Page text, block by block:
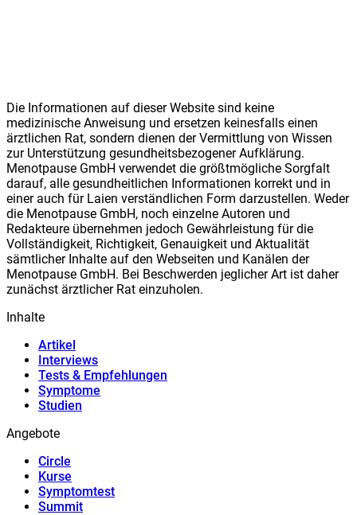
Die Informationen auf dieser Website sind keine
medizinische Anweisung und ersetzen keinesfalls einen
ärztlichen Rat, sondern dienen der Vermittlung von Wissen
zur Unterstützung gesundheitsbezogener Aufklärung.
Menotpause GmbH verwendet die größtmögliche Sorgfalt
darauf, alle gesundheitlichen Informationen korrekt und in
einer auch für Laien verständlichen Form darzustellen. Weder
die Menotpause GmbH, noch einzelne Autoren und
Redakteure übernehmen jedoch Gewährleistung für die
Vollständigkeit, Richtigkeit, Genauigkeit und Aktualität
sämtlicher Inhalte auf den Webseiten und Kanälen der
Menotpause GmbH. Bei Beschwerden jeglicher Art ist daher
zunächst ärztlicher Rat einzuholen.
Inhalte
Artikel
Interviews
Tests & Empfehlungen
Symptome
Studien
Angebote
Circle
Kurse
Symptomtest
Summit